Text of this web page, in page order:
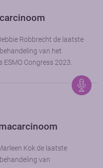
Robbrecht de laatste
van het
Congress 2023.
Kok de laatste
van